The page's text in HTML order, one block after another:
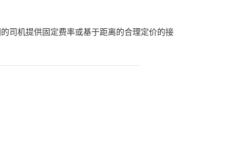
司机提供固定费率或基于距离的合理定价的接